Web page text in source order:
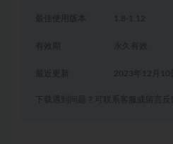
最佳使用版本 1.8-1.12
有效期 永久有效
2023年12月10
下载遇到问题？可联系客服或留言反